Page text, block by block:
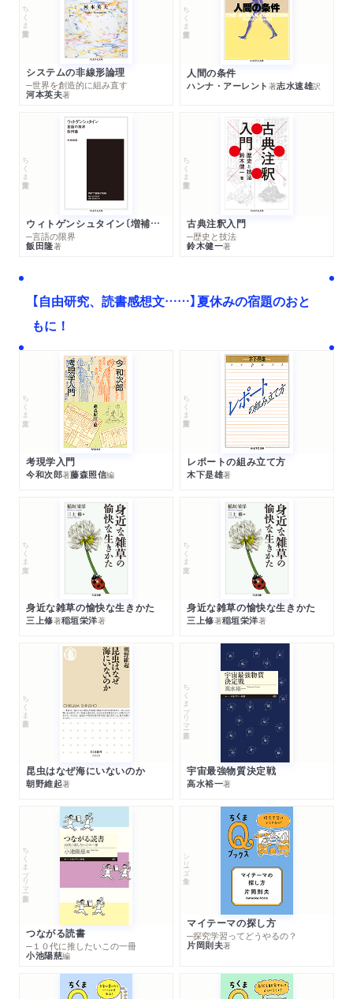
ちくま学芸文庫
システムの非線形論理
─世界を創造的に組み直す
河本英夫著
ちくま学芸文庫
人間の条件
ハンナ・アーレント 著志水速雄訳
ちくま学芸文庫
ウィトゲンシュタイン〔増補新版〕
─言語の限界
飯田隆著
ちくま学芸文庫
古典注釈入門
─歴史と技法
鈴木健一著
【自由研究、読書感想文……】夏休みの宿題のおと
もに！
ちくま文庫
考現学入門
今和次郎著藤森照信編
ちくま学芸文庫
レポートの組み立て方
木下是雄著
ちくま文庫
身近な雑草の愉快な生きかた
三上修著稲垣栄洋著
ちくま文庫
身近な雑草の愉快な生きかた
三上修著稲垣栄洋著
ちくま新書
昆虫はなぜ海にいないのか
朝野維起著
ちくまプリマー新書
宇宙最強物質決定戦
高水裕一著
ちくまプリマー新書
つながる読書
─１０代に推したいこの一冊
小池陽慈編
シリーズ・全集
マイテーマの探し方
─探究学習ってどうやるの？
片岡則夫著